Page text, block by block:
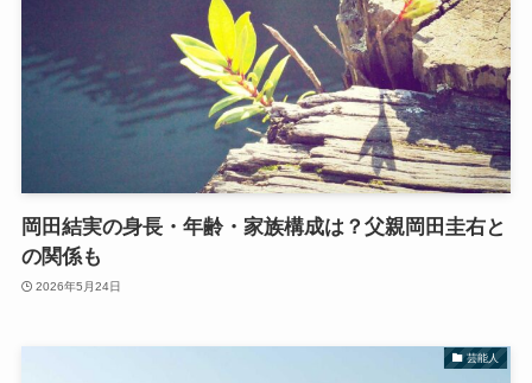
岡田結実の身長・年齢・家族構成は？父親岡田圭右と
の関係も
2026年5月24日
芸能人